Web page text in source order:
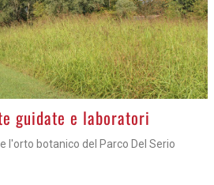
guidate e laboratori
l'orto botanico del Parco Del Serio